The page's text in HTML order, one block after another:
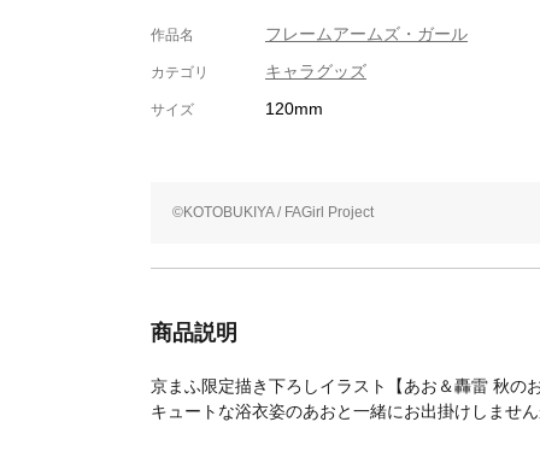
作品名 フレームアームズ・ガール
カテゴリ キャラグッズ
サイズ 120mm
©KOTOBUKIYA / FAGirl Project
商品説明
京まふ限定描き下ろしイラスト【あお＆轟雷 秋の
キュートな浴衣姿のあおと一緒にお出掛けしませ